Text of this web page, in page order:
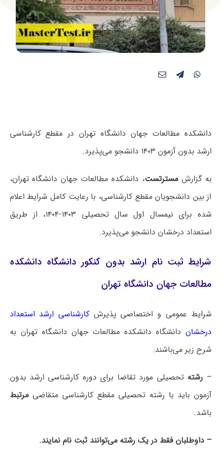
دانشکده مطالعات جهان دانشگاه تهران در مقطع کارشناسی
ارشد بدون آزمون ۱۴۰۳ دانشجو می‌پذیرد.
به گزارشمسترتست، دانشکده‌ مطالعات جهان دانشگاه تهران،
از بین دانشجویان مقطع کارشناسی، با رعایت کامل شرایط اعلام
شده برای نیمسال اول سال تحصیلی ۱۴۰۳-۱۴۰۴، از طریق
استعداد درخشان دانشجو می‌پذیرد.
شرایط ثبت نام ارشد بدون کنکور دانشگاه دانشکده
مطالعات جهان دانشگاه تهران
شرایط عمومی و اختصاصی پذیرشکارشناسی ارشد استعداد
درخشان دانشگاه ‌دانشکده مطالعات جهان دانشگاه تهران به
شرح زیر می‌باشند:
– رشته تحصیلی مورد تقاضا برای دوره کارشناسی ارشد بدون
آزمون باید با رشته تحصیلی مقطع کارشناسی متقاضیمرتبط
باشد.
– داوطلبان فقط در یک رشته می‌توانند ثبت نام نمایند.